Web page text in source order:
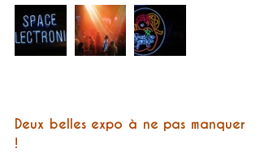
Deux belles expo à ne pas manquer
!